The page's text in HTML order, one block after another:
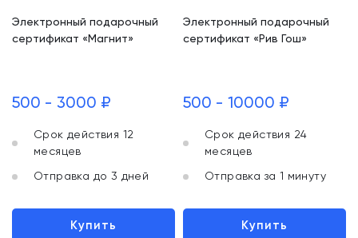
Электронный подарочный
сертификат «Магнит»
500 - 3000 ₽
Срок действия 12
месяцев
Отправка до 3 дней
Купить
Электронный подарочный
сертификат «Рив Гош»
500 - 10000 ₽
Срок действия 24
месяцев
Отправка за 1 минуту
Купить